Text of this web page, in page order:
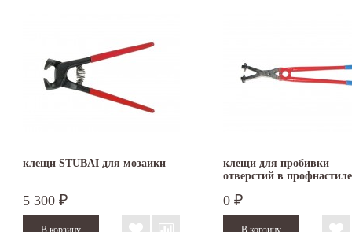
клещи STUBAI для мозаики
5 300 ₽
клещи для пробивки
отверстий в
0 ₽